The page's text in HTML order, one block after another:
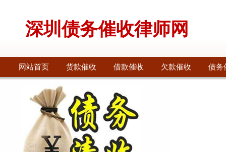
深圳债务催收律师网
网站首页 货款催收 借款催收 欠款催收 债务